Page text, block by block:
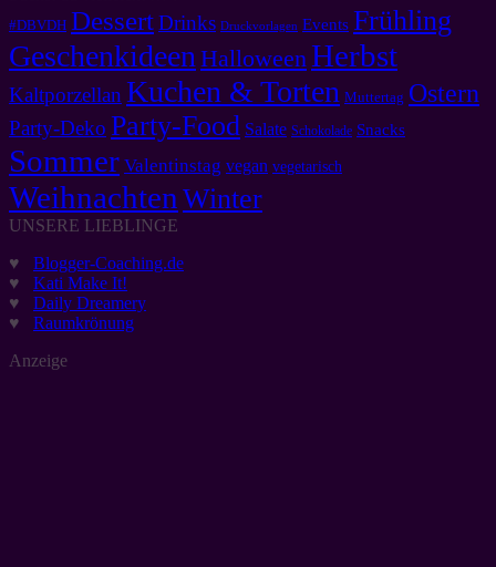
#DBVDH DessertDrinks Druckvorlagen Events Frühling
Geschenkideen HalloweenHerbst
Kaltporzellan Kuchen & Torten Muttertag Ostern
Party-Deko Party-Food Salate Schokolade Snacks
Sommer Valentinstag vegan vegetarisch
Weihnachten Winter
UNSERE LIEBLINGE
♥ Blogger-Coaching.de
♥ Kati Make It!
♥ Daily Dreamery
♥ Raumkrönung
Anzeige